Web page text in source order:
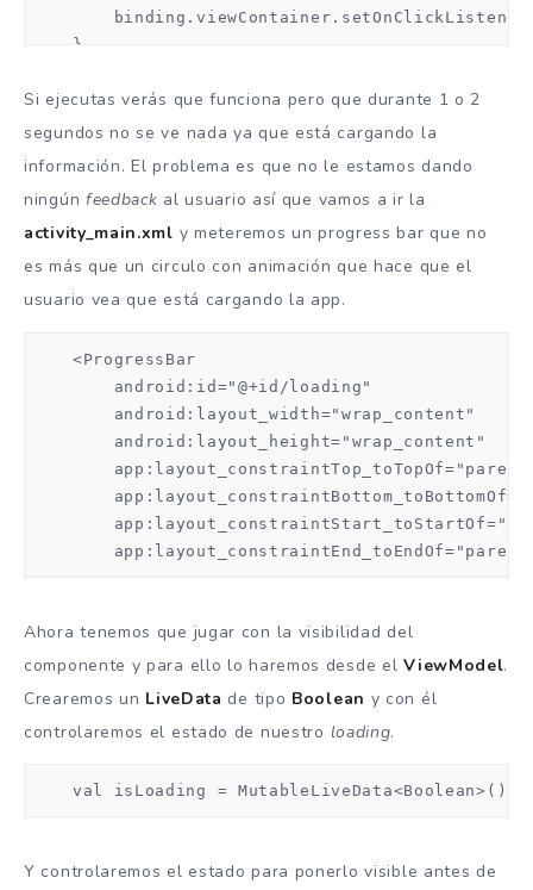
    }
Si ejecutas verás que funciona pero que durante 1 o 2
segundos no se ve nada ya que está cargando la
información. El problema es que no le estamos dando
ningún feedback al usuario así que vamos a ir la
activity_main.xml y meteremos un progress bar que no
es más que un circulo con animación que hace que el
usuario vea que está cargando la app.
    <ProgressBar
        android:id="@+id/loading"
        android:layout_width="wrap_content"
        android:layout_height="wrap_content"
Ahora tenemos que jugar con la visibilidad del
componente y para ello lo haremos desde elViewModel.
Crearemos un LiveData de tipo Boolean y con él
controlaremos el estado de nuestro loading.
    val isLoading = MutableLiveData<Boolean>()
Y controlaremos el estado para ponerlo visible antes de